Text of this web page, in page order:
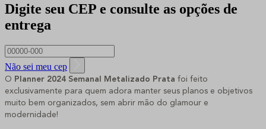
Digite seu CEP e consulte as opções de
entrega
Não sei meu cep
O Planner 2024 Semanal Metalizado Prata foi feito
exclusivamente para quem adora manter seus planos e objetivos
muito bem organizados, sem abrir mão do glamour e
modernidade!